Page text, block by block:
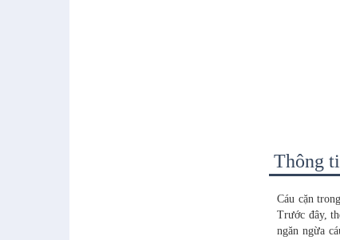
Thông
Cáu cặn
Trước đây,
ngăn ngừa